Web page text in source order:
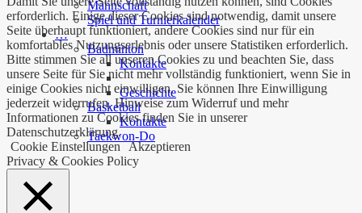
Mannschaft
Spiel und Turnierkalender
…
Badminton
Kontakte
Geschichte
Basketball
Kontakte
Taekwon-Do
erforderlich. Einige dieser Cookies sind notwendig, damit unsere
Seite überhaupt funktioniert, andere Cookies sind nur für ein
komfortables Nutzungserlebnis oder unsere Statistiken erforderlich.
Bitte stimmen Sie all unseren Cookies zu und beachten Sie, dass
unsere Seite für Sie nicht mehr vollständig funktioniert, wenn Sie in
einige Cookies nicht einwilligen. Sie können Ihre Einwilligung
jederzeit widerrufen. Hinweise zum Widerruf und mehr
Informationen zu Cookies finden Sie in unserer
Datenschutzerklärung.
Cookie Einstellungen Akzeptieren
Privacy & Cookies Policy